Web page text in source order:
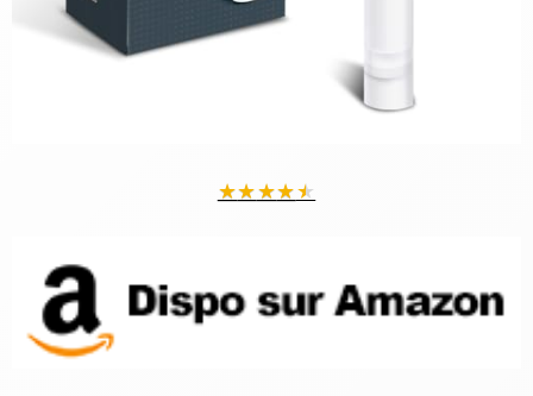
★★★★★